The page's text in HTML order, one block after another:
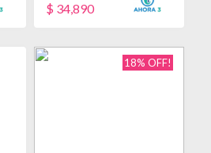
$ 34,890
18% OFF!